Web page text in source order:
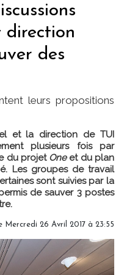
direction
des
leurs propositions
et la direction de TUI
plusieurs fois par
du projet Oneet du plan
Les groupes de travail
sont suivies par la
de sauver 3 postes
Mercredi 26 Avril 2017 à 23:55